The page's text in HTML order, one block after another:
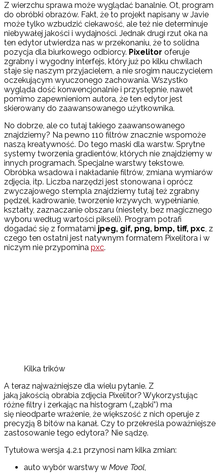
Z wierzchu sprawa może wyglądać banalnie. Ot, program
do obróbki obrazów. Fakt, że to projekt napisany w Javie
może tylko wzbudzić ciekawość, ale też nie determinuje
niebywałej jakości i wydajności. Jednak drugi rzut oka na
ten edytor utwierdza nas w przekonaniu, że to solidna
pozycja dla biurkowego odbiorcy. Pixelitor oferuje
zgrabny i wygodny interfejs, który już po kilku chwilach
staje się naszym przyjacielem, a nie srogim nauczycielem
oczekującym wyuczonego zachowania. Wszystko
wygląda dość konwencjonalnie i przystępnie, nawet
pomimo zapewnieniom autora, że ten edytor jest
skierowany do zaawansowanego użytkownika.
No dobrze, ale co tutaj takiego zaawansowanego
znajdziemy? Na pewno 110 filtrów znacznie wspomoże
naszą kreatywność. Do tego maski dla warstw. Sprytne
systemy tworzenia gradientów, których nie znajdziemy w
innych programach. Specjalne warstwy tekstowe.
Obróbka wsadowa i nakładanie filtrów, zmiana wymiarów
zdjęcia, itp. Liczba narzędzi jest stonowana i oprócz
zwyczajowego stempla znajdziemy tutaj też zgrabny
pędzel, kadrowanie, tworzenie krzywych, wypełnianie,
kształty, zaznaczanie obszaru (niestety, bez magicznego
wyboru według wartości pikseli). Program potrafi
dogadać się z formatami jpeg, gif, png, bmp, tiff, pxc, z
czego ten ostatni jest natywnym formatem Pixelitora i w
niczym nie przypomina pxc.
Kilka trików
A teraz najważniejsze dla wielu pytanie. Z
jaką jakością obrabia zdjęcia Pixelitor? Wykorzystując
różne filtry i zerkając na histogram („ząbki”) ma
się nieodparte wrażenie, że większość z nich operuje z
precyzją 8 bitów na kanał. Czy to przekreśla poważniejsze
zastosowanie tego edytora? Nie sądzę.
Tytułowa wersja 4.2.1 przynosi nam kilka zmian:
auto wybór warstwy w Move Tool,